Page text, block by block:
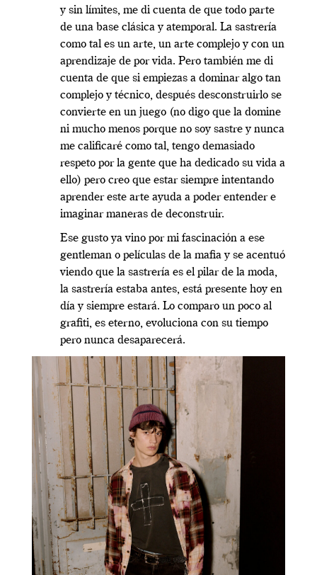
y sin límites, me di cuenta de que todo parte
de una base clásica y atemporal. La sastrería
como tal es un arte, un arte complejo y con un
aprendizaje de por vida. Pero también me di
cuenta de que si empiezas a dominar algo tan
complejo y técnico, después desconstruirlo se
convierte en un juego (no digo que la domine
ni mucho menos porque no soy sastre y nunca
me calificaré como tal, tengo demasiado
respeto por la gente que ha dedicado su vida a
ello) pero creo que estar siempre intentando
aprender este arte ayuda a poder entender e
imaginar maneras de deconstruir.
Ese gusto ya vino por mi fascinación a ese
gentleman o películas de la mafia y se acentuó
viendo que la sastrería es el pilar de la moda,
la sastrería estaba antes, está presente hoy en
día y siempre estará. Lo comparo un poco al
grafiti, es eterno, evoluciona con su tiempo
pero nunca desaparecerá.